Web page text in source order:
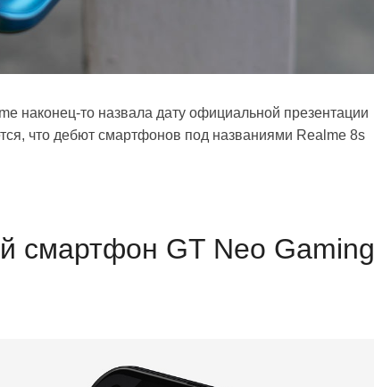
наконец-то назвала дату официальной презентации
что дебют смартфонов под названиями Realme 8s
смартфон GT Neo Gaming